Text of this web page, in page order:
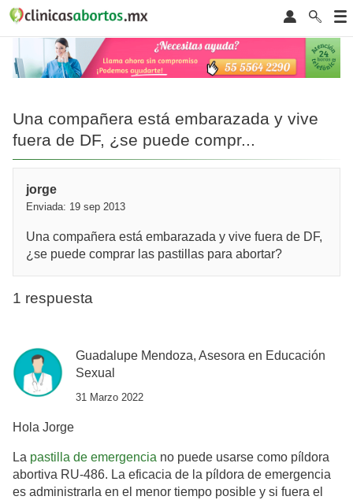
Una compañera está embarazada y vive
fuera de DF, ¿se puede compr...
jorge
Enviada: 19 sep 2013
Una compañera está embarazada y vive fuera de DF,
¿se puede comprar las pastillas para abortar?
1 respuesta
Guadalupe Mendoza, Asesora en Educación
Sexual
31 Marzo 2022
Hola Jorge
La pastilla de emergencia no puede usarse como píldora
abortiva RU-486. La eficacia de la píldora de emergencia
es administrarla en el menor tiempo posible y si fuera el